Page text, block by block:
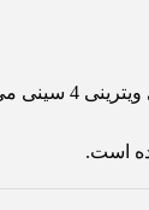
و راندمان کار را بالا ببرد.
است.